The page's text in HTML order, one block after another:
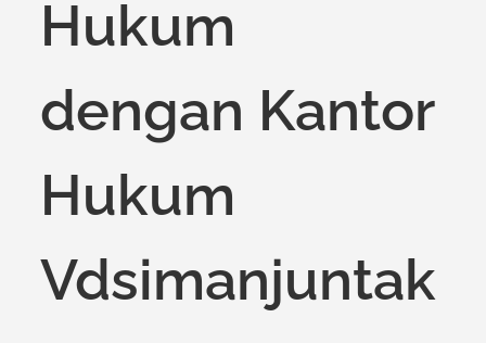
Hukum
dengan Kantor
Hukum
Vdsimanjuntak